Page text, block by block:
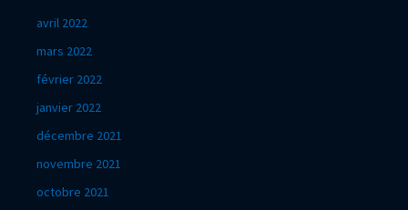
avril 2022
mars 2022
février 2022
janvier 2022
décembre 2021
novembre 2021
octobre 2021